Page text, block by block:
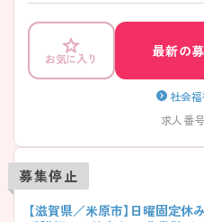
お気に入り 最新の
社会
求人番
募集停止
【滋賀県／米原市】日曜固定